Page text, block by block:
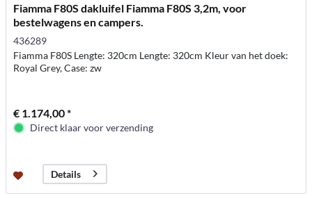
Fiamma F80S dakluifel Fiamma F80S 3,2m, voor
bestelwagens en campers.
436289
Fiamma F80S Lengte: 320cm Lengte: 320cm Kleur van het doek:
Royal Grey, Case: zw
€ 1.174,00 *
Direct klaar voor verzending
Details